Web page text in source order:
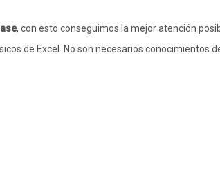
, con esto conseguimos la mejor atención
de Excel. No son necesarios conocimientos